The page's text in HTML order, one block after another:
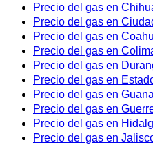
Precio del gas en
Precio del gas en
Precio del gas en
Precio del gas en
Precio del gas en
Precio del gas en
Precio del gas en
Precio del gas en
Precio del gas en
Precio del gas en